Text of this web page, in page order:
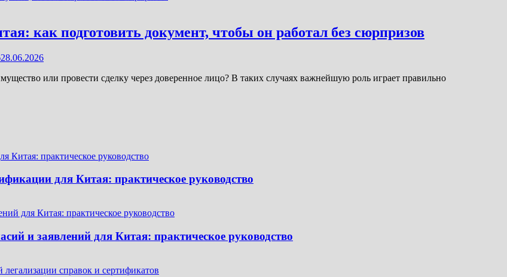
как подготовить документ, чтобы он работал без сюрпризов
28.06.2026
или провести сделку через доверенное лицо? В таких случаях важнейшую роль играет правильно
для Китая: практическое руководство
и заявлений для Китая: практическое руководство